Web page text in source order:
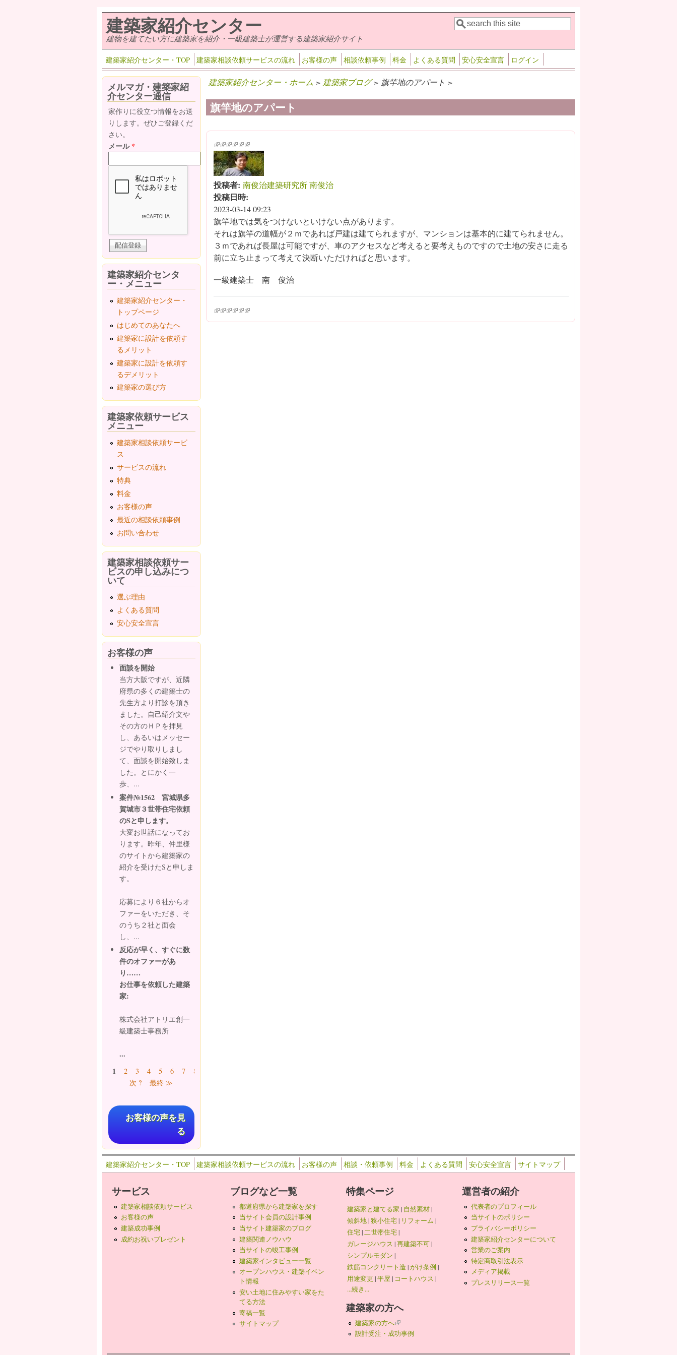
建築家紹介センター
建物を建てたい方に建築家を紹介・一級建築士が運営する建築家紹介サイト 検索フォーム
検索
建築家紹介センター・TOP 建築家相談依頼サービスの流れ お客様の声 相談依頼事例 料金 よくある質問 安心安全宣言 ログイン
建築家紹介センター・ホーム > 建築家ブログ> 旗竿地のアパート >
旗竿地のアパート
(link is external)
(link is external)
(link is external)
(link is external)
(link is external)
(link is external)
投稿者: 南俊治建築研究所 南俊治
投稿日時:
2023-03-14 09:23
旗竿地では気をつけないといけない点があります。
それは旗竿の道幅が２ｍであれば戸建は建てられますが、マンションは基本的に建てられません。
３ｍであれば長屋は可能ですが、車のアクセスなど考えると要考えものですので土地の安さに走る
前に立ち止まって考えて決断いただければと思います。
一級建築士 南 俊治
(link is external)
(link is external)
(link is external)
(link is external)
(link is external)
(link is external)
メルマガ・建築家紹
介センター通信
家作りに役立つ情報をお送
りします。ぜひご登録くだ
さい。
メール*
建築家紹介センタ
ー・メニュー
建築家紹介センター・
トップページ
はじめてのあなたへ
建築家に設計を依頼す
るメリット
建築家に設計を依頼す
るデメリット
建築家の選び方
建築家依頼サービス
メニュー
建築家相談依頼サービ
ス
サービスの流れ
特典
料金
お客様の声
最近の相談依頼事例
お問い合わせ
建築家相談依頼サー
ビスの申し込みにつ
いて
選ぶ理由
よくある質問
安心安全宣言
お客様の声
面談を開始
当方大阪ですが、近隣
府県の多くの建築士の
先生方より打診を頂き
ました。自己紹介文や
その方のＨＰを拝見
し、あるいはメッセー
ジでやり取りしまし
て、面談を開始致しま
した。とにかく一
歩、...
案件№1562 宮城県多
賀城市３世帯住宅依頼
のSと申します。
大変お世話になってお
ります。昨年、仲里様
のサイトから建築家の
紹介を受けたSと申しま
す。
応募により６社からオ
ファーをいただき、そ
のうち２社と面会
し、...
反応が早く、すぐに数
件のオファーがあ
り……
お仕事を依頼した建築
家:
株式会社アトリエ創一
級建築士事務所
...
ページ
1 2 3 4 5 6 7 8
次 ?
最終 ≫
お客様の声を見
る
建築家紹介センター・TOP 建築家相談依頼サービスの流れ お客様の声 相談・依頼事例 料金 よくある質問 安心安全宣言 サイトマップ
サービス
建築家相談依頼サービス
お客様の声
建築成功事例
成約お祝いプレゼント
ブログなど一覧
都道府県から建築家を探す
当サイト会員の設計事例
当サイト建築家のブログ
建築関連ノウハウ
当サイトの竣工事例
建築家インタビュー一覧
オープンハウス・建築イベン
ト情報
安い土地に住みやすい家をた
てる方法
寄稿一覧
サイトマップ
特集ページ
建築家と建てる家 | 自然素材|
傾斜地|狭小住宅| リフォーム |
住宅|二世帯住宅|
ガレージハウス |再建築不可|
シンプルモダン |
鉄筋コンクリート造 |がけ条例 |
用途変更 |平屋 | コートハウス |
...続き...
建築家の方へ
建築家の方へ(link is external)
設計受注・成功事例
運営者の紹介
代表者のプロフィール
当サイトのポリシー
プライバシーポリシー
建築家紹介センターについて
営業のご案内
特定商取引法表示
メディア掲載
プレスリリース一覧